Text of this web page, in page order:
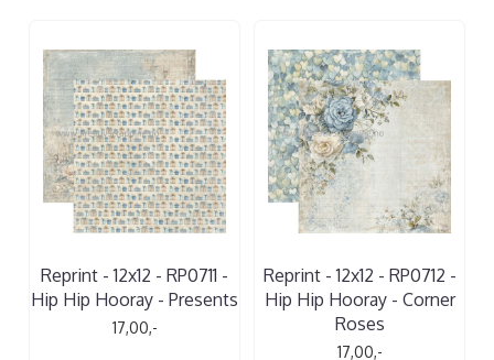
Reprint - 12x12 - RP0711 -
Hip Hip Hooray - Presents
17,00,-
Reprint - 12x12 - RP0712 -
Hip Hip Hooray - Corner
Roses
17,00,-